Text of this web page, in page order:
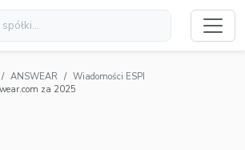
ANSWEAR
Wiadomości ESPI
za 2025